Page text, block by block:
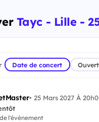
Tayc - Lille -
Date de concert
• 25 Mars 2027 À
l'évènement